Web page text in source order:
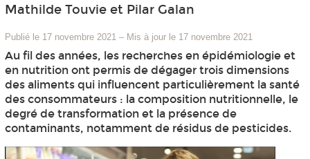
Mathilde Touvie et Pilar Galan
Publié le 17 novembre 2021 – Mis à jour le 17 novembre 2021
Au fil des années, les recherches en épidémiologie et
en nutrition ont permis de dégager trois dimensions
des aliments qui influencent particulièrement la santé
des consommateurs : la composition nutritionnelle, le
degré de transformation et la présence de
contaminants, notamment de résidus de pesticides.